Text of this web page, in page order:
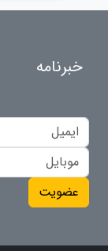
خبرنامه
عضویت